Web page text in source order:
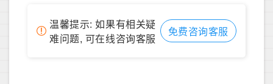
温馨提示: 如果有相关疑
难问题, 可在线咨询客服
免费咨询客服